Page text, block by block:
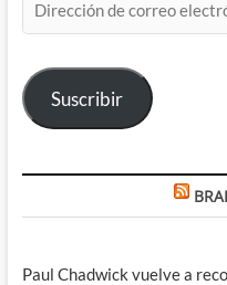
de
electrónico
Suscribir
Paul Chadwick vuelve a